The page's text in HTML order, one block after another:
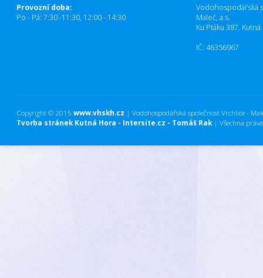
Provozní doba:
Po - Pá: 7:30 -11:30, 12:00 - 14:30
Vodohospodářská
Maleč, a.s.
Ku Ptáku 387,
IČ: 46356967
Copyright © 2015 www.vhskh.cz | Vodohospodářská společnost Vrchlice -
Tvorba stránek Kutná Hora - Intersite.cz - Tomáš Rak | Všechna